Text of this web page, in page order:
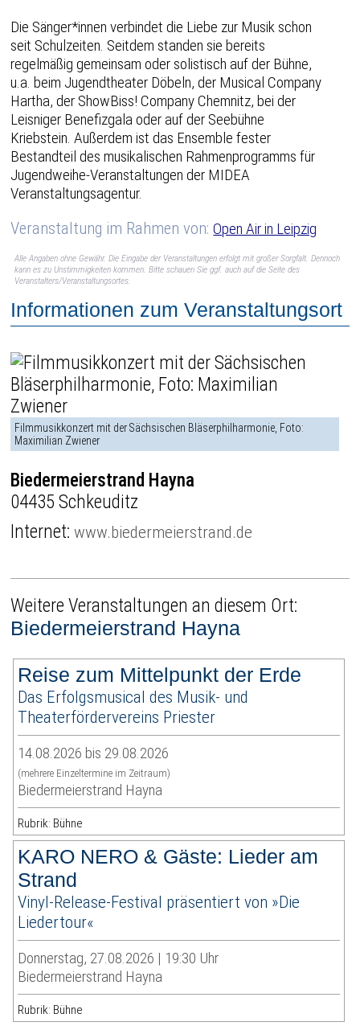
Die Sänger*innen verbindet die Liebe zur Musik schon
seit Schulzeiten. Seitdem standen sie bereits
regelmäßig gemeinsam oder solistisch auf der Bühne,
u.a. beim Jugendtheater Döbeln, der Musical Company
Hartha, der ShowBiss! Company Chemnitz, bei der
Leisniger Benefizgala oder auf der Seebühne
Kriebstein. Außerdem ist das Ensemble fester
Bestandteil des musikalischen Rahmenprogramms für
Jugendweihe-Veranstaltungen der MIDEA
Veranstaltungsagentur.
Veranstaltung im Rahmen von:Open Air in Leipzig
Alle Angaben ohne Gewähr. Die Eingabe der Veranstaltungen erfolgt mit großer Sorgfalt. Dennoch
kann es zu Unstimmigkeiten kommen. Bitte schauen Sie ggf. auch auf die Seite des
Veranstalters/Veranstaltungsortes.
Informationen zum Veranstaltungsort
Filmmusikkonzert mit der Sächsischen Bläserphilharmonie, Foto:
Maximilian Zwiener
Biedermeierstrand Hayna
04435 Schkeuditz
Internet:www.biedermeierstrand.de
Weitere Veranstaltungen an diesem Ort:
Biedermeierstrand Hayna
Reise zum Mittelpunkt der Erde
Das Erfolgsmusical des Musik- und
Theaterfördervereins Priester
14.08.2026 bis 29.08.2026
(mehrere Einzeltermine im Zeitraum)
Biedermeierstrand Hayna
Rubrik: Bühne
KARO NERO & Gäste: Lieder am
Strand
Vinyl-Release-Festival präsentiert von »Die
Liedertour«
Donnerstag, 27.08.2026 | 19:30 Uhr
Biedermeierstrand Hayna
Rubrik: Bühne